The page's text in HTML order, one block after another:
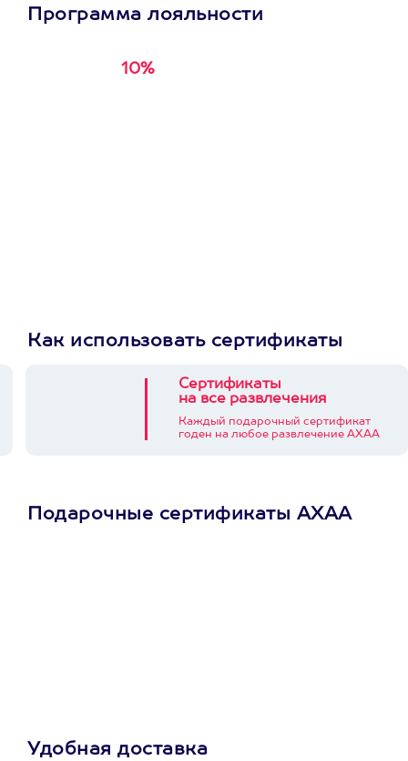
Программа лояльности
10%
Как использовать сертификаты
Сертификаты
на все развлечения
Каждый подарочный сертификат
годен на любое развлечение АХАА
Подарочные сертификаты АХАА
Удобная доставка